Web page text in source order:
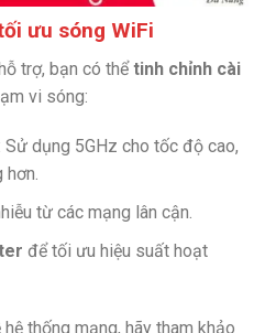
ưu sóng WiFi
trợ, bạn có thểtinh chỉnh cài
vi sóng:
Sử dụng 5GHz cho tốc độ cao,
hơn.
từ các mạng lân cận.
để tối ưu hiệu suất hoạt
thống mạng, hãy tham khảo